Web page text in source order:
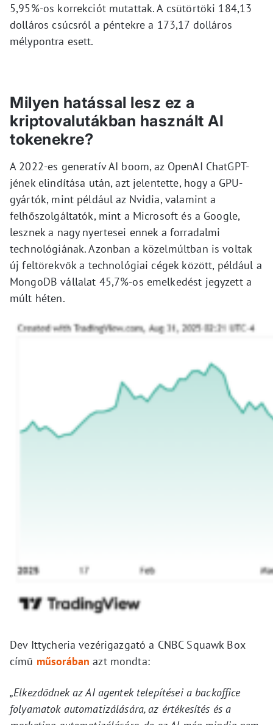
5,95%-os korrekciót mutattak. A csütörtöki 184,13
dolláros csúcsról a péntekre a 173,17 dolláros
mélypontra esett.
Milyen hatással lesz ez a
kriptovalutákban használt AI
tokenekre?
A 2022-es generatív AI boom, az OpenAI ChatGPT-
jének elindítása után, azt jelentette, hogy a GPU-
gyártók, mint például az Nvidia, valamint a
felhőszolgáltatók, mint a Microsoft és a Google,
lesznek a nagy nyertesei ennek a forradalmi
technológiának. Azonban a közelmúltban is voltak
új feltörekvők a technológiai cégek között, például a
MongoDB vállalat 45,7%-os emelkedést jegyzett a
múlt héten.
Dev Ittycheria vezérigazgató a CNBC Squawk Box
című műsorában azt mondta:
„Elkezdődnek az AI agentek telepítései a backoffice
folyamatok automatizálására, az értékesítés és a